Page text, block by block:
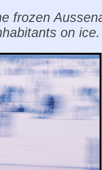
frozen
on ice.